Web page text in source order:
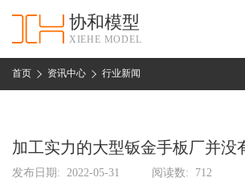
协和模型
XIEHE MODEL
首页 资讯中心 行业新闻
加工实力的大型钣金手板厂并没
发布日期: 2022-05-31 阅读数: 712
协
和
型